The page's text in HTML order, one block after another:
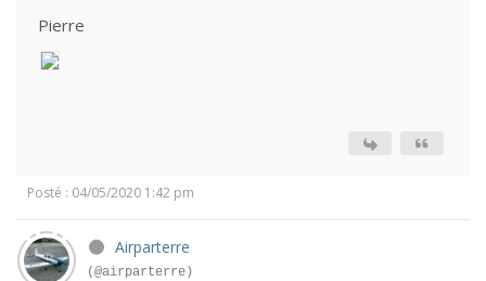
Pierre
Posté : 04/05/2020 1:42 pm
Airparterre
(@airparterre)